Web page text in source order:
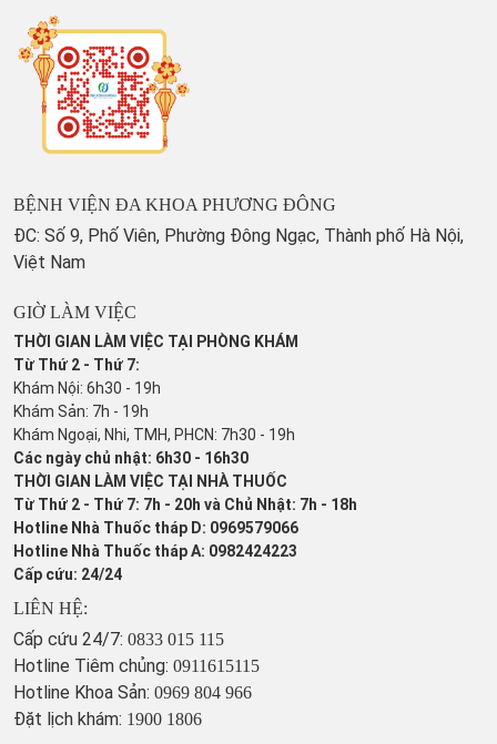
BỆNH VIỆN ĐA KHOA PHƯƠNG ĐÔNG
ĐC: Số 9, Phố Viên, Phường Đông Ngạc, Thành phố Hà Nội,
Việt Nam
GIỜ LÀM VIỆC
THỜI GIAN LÀM VIỆC TẠI PHÒNG KHÁM
Từ Thứ 2 - Thứ 7:
Khám Nội: 6h30 - 19h
Khám Sản: 7h - 19h
Khám Ngoại, Nhi, TMH, PHCN: 7h30 - 19h
Các ngày chủ nhật: 6h30 - 16h30
THỜI GIAN LÀM VIỆC TẠI NHÀ THUỐC
Từ Thứ 2 - Thứ 7: 7h - 20h và Chủ Nhật: 7h - 18h
Hotline Nhà Thuốc tháp D: 0969579066
Hotline Nhà Thuốc tháp A: 0982424223
Cấp cứu: 24/24
LIÊN HỆ:
Cấp cứu 24/7: 0833 015 115
Hotline Tiêm chủng: 0911615115
Hotline Khoa Sản: 0969 804 966
Đặt lịch khám: 1900 1806